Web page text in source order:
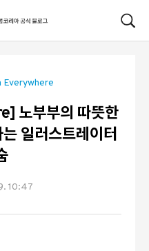
Everywhere
노부부의 따뜻한
일러스트레이터
10:47